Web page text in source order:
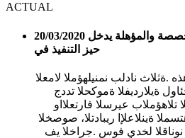
ACTUAL
20/03/2020 قانون هجرة العمالة المتخصصة والمؤهلة يدخل
حيز التنفيذ في
.ةثلاث نادلب نمنيلهؤملا لامعلا
ةيلارديفلا ةموكحلا تددج
تلاهؤملاب عيرسلا فارتعلااو
ةينلاعلإا ريبادتلا، صوصخلا
زيح نوناقلا لخدي فوس .جراخلا يف